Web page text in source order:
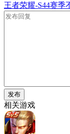
王者荣耀-S44赛季
发布
相关游戏